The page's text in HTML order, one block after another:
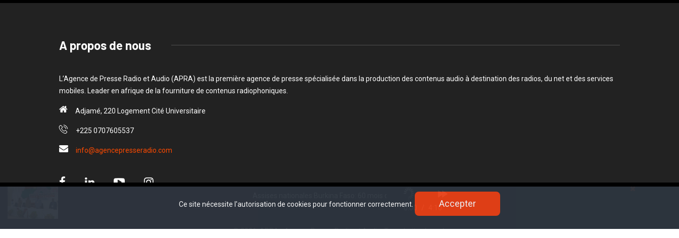
Assises nationales Burkina Faso: 60 mois de plus pour Ibrahim Traoré
0:00
4:10
Ce site nécessite l'autorisation de cookies pour fonctionner correctement. Accepter
A propos de nous
L’Agence de Presse Radio et Audio (APRA) est la première agence de presse spécialisée dans la production des contenus audio à destination des radios, du net et des services
mobiles. Leader en afrique de la fourniture de contenus radiophoniques.
Adjamé, 220 Logement Cité Universitaire
+225 0707605537
info@agencepresseradio.com
© 2021, APRA - Agence Presse Radio et Audio. Tous droits réservé.
Ce site nécessite l'autorisation de cookies pour fonctionner correctement. Accepter